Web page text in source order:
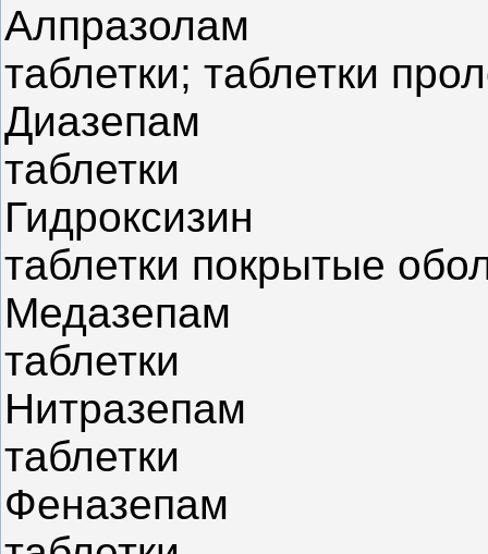
Алпразолам
таблетки; таблетки
Диазепам
таблетки
Гидроксизин
таблетки покрытые
Медазепам
таблетки
Нитразепам
таблетки
Феназепам